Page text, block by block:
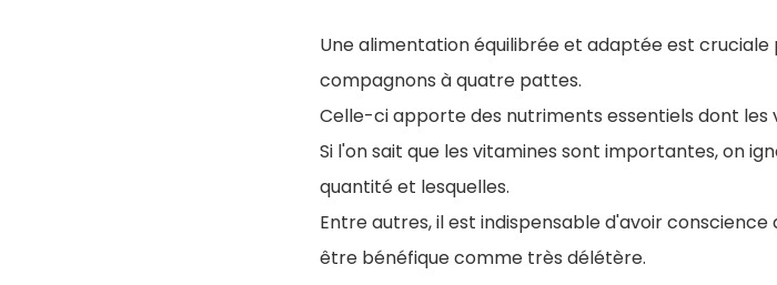
Une alimentation équilibrée et adaptée est
compagnons à quatre pattes.
Celle-ci apporte des nutriments essentiels dont les
Si l'on sait que les vitamines sont importantes, on
quantité et lesquelles.
Entre autres, il est indispensable d'avoir
être bénéfique comme très délétère.